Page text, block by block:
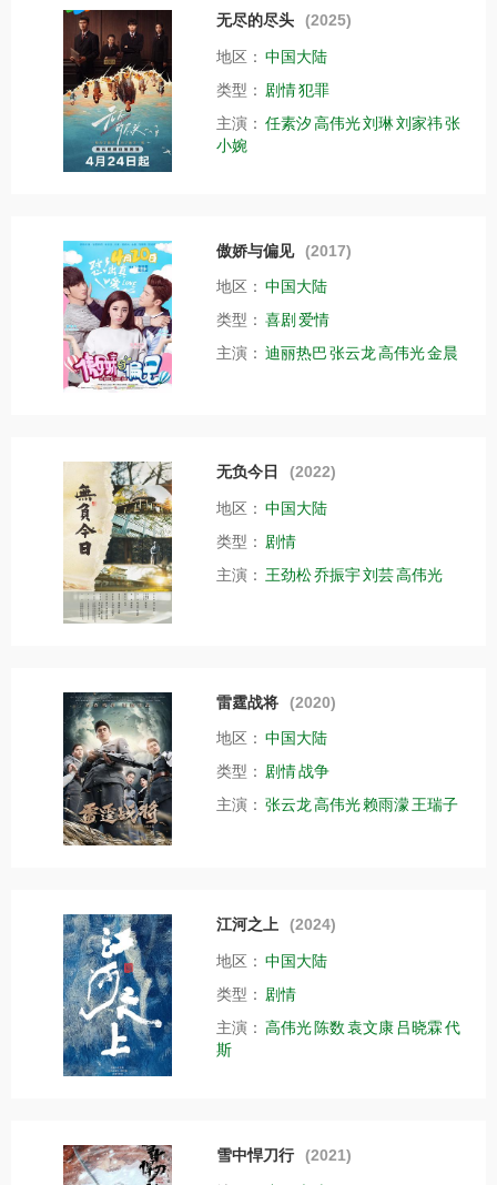
无尽的尽头 (2025)
地区： 中国大陆
类型： 剧情犯罪
主演： 任素汐高伟光刘琳刘家祎张
小婉
傲娇与偏见 (2017)
地区： 中国大陆
类型： 喜剧 爱情
主演： 迪丽热巴张云龙高伟光金晨
无负今日 (2022)
地区： 中国大陆
类型： 剧情
主演： 王劲松乔振宇刘芸高伟光
雷霆战将 (2020)
地区： 中国大陆
类型： 剧情战争
主演： 张云龙高伟光赖雨濛王瑞子
江河之上 (2024)
地区： 中国大陆
类型： 剧情
主演： 高伟光 陈数 袁文康 吕晓霖代
斯
雪中悍刀行 (2021)